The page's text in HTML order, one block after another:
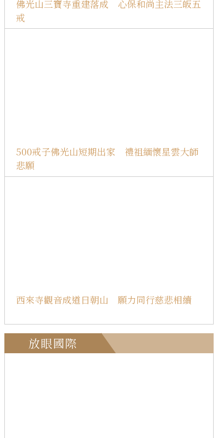
佛光山三寶寺重建落成 心保和尚主法三皈五
戒
500戒子佛光山短期出家 禮祖緬懷星雲大師
悲願
西來寺觀音成道日朝山 願力同行慈悲相續
放眼國際